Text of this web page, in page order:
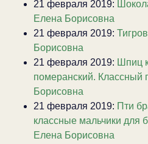
21 февраля 2019:
Елена Борисовна
21 февраля 2019:
Борисовна
21 февраля 2019: Шпиц
померанский. Классный
Борисовна
21 февраля 2019: Пти
классные мальчики для
Елена Борисовна